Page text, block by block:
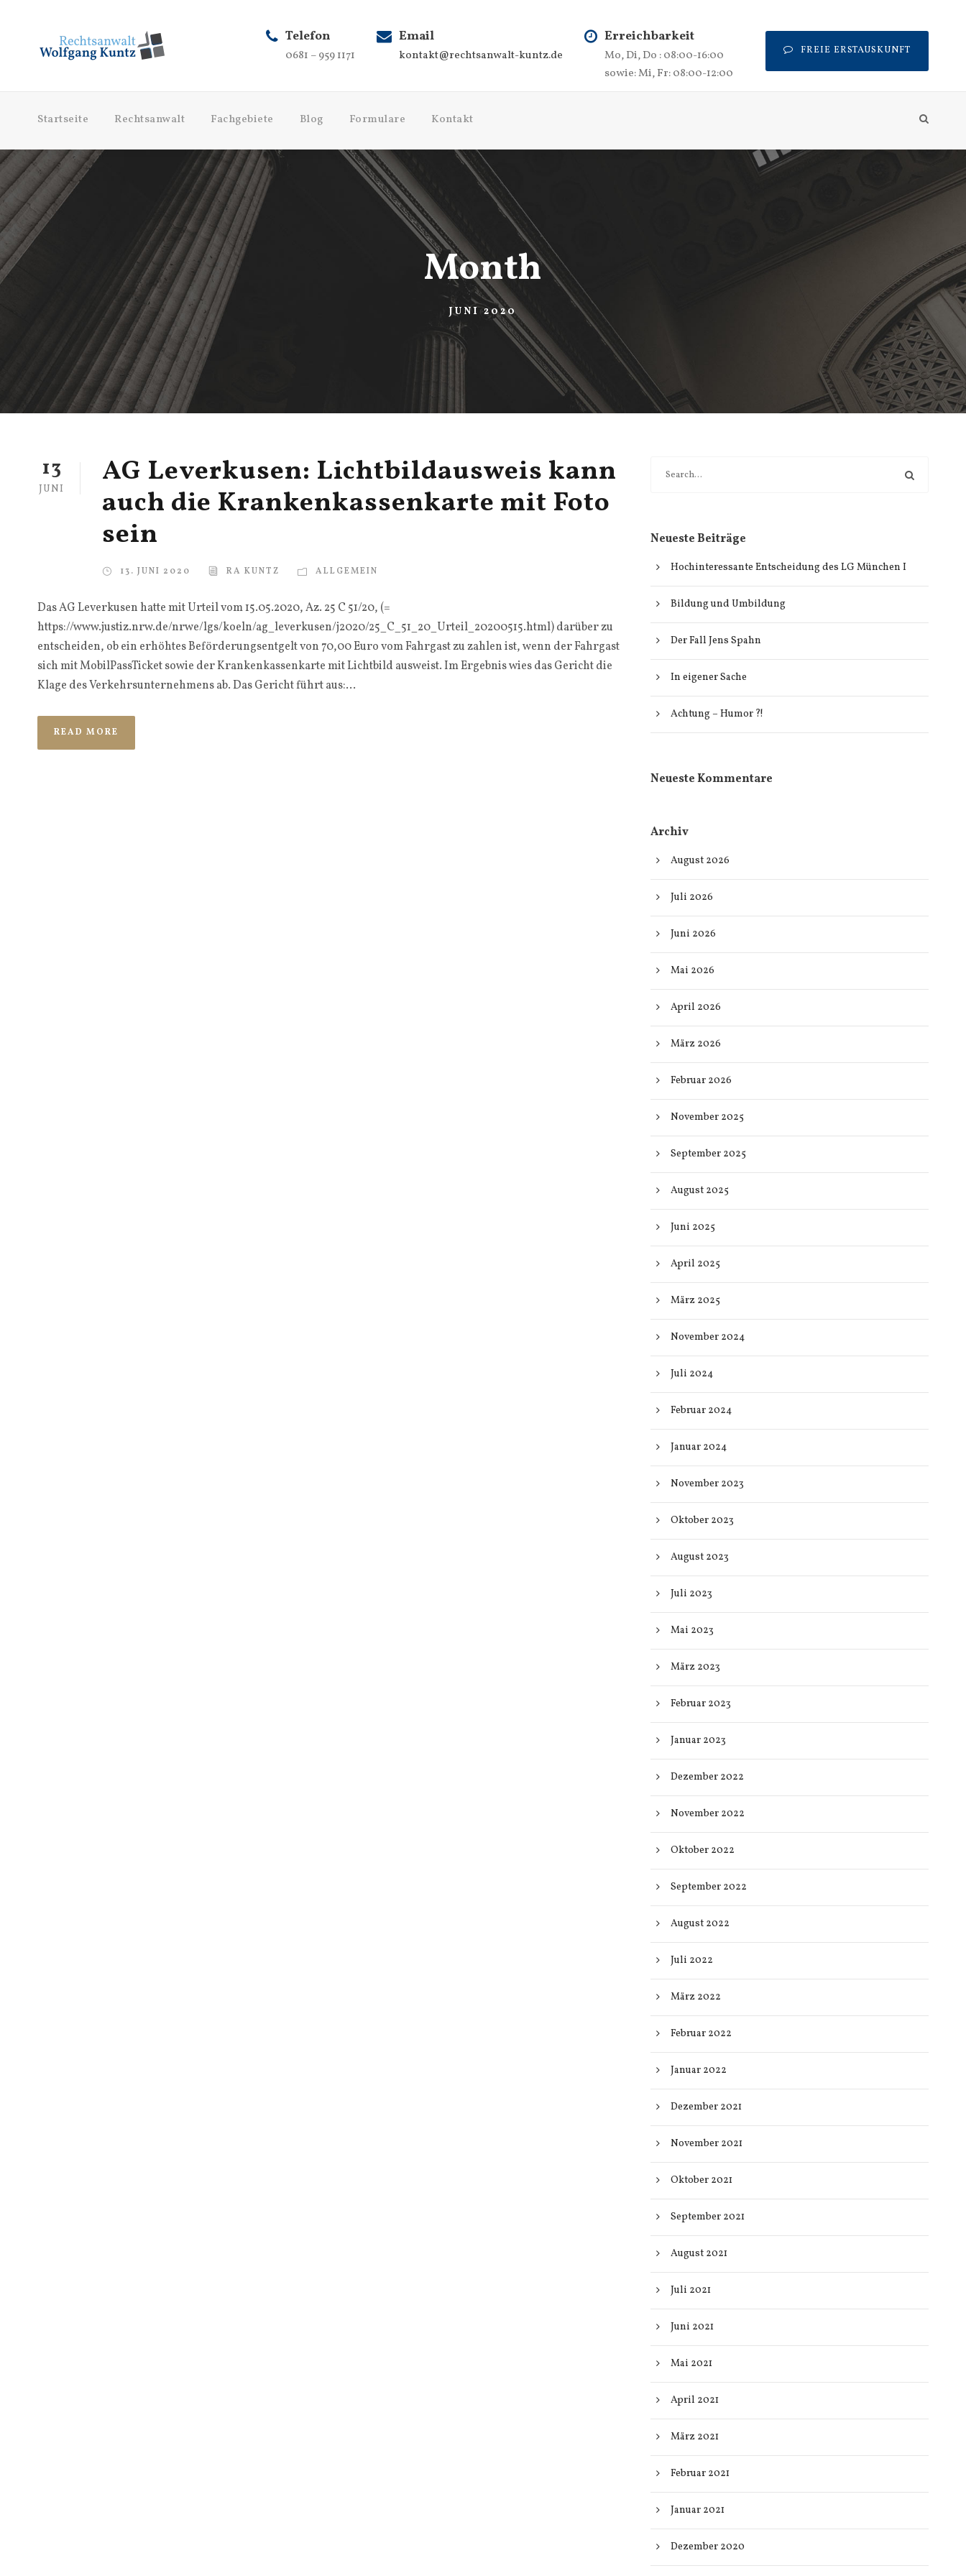
Telefon
0681 – 959 1171
Email
kontakt@rechtsanwalt-kuntz.de
Erreichbarkeit
Mo, Di, Do : 08:00-16:00
sowie: Mi, Fr: 08:00-12:00
FREIE ERSTAUSKUNFT
Startseite Rechtsanwalt Fachgebiete Blog Formulare Kontakt
Month
JUNI 2020
13
JUNI
AG Leverkusen: Lichtbildausweis kann
auch die Krankenkassenkarte mit Foto
sein
13. JUNI 2020 RA KUNTZ ALLGEMEIN
Das AG Leverkusen hatte mit Urteil vom 15.05.2020, Az. 25 C 51/20, (=
https://www.justiz.nrw.de/nrwe/lgs/koeln/ag_leverkusen/j2020/25_C_51_20_Urteil_20200515.html) darüber zu
entscheiden, ob ein erhöhtes Beförderungsentgelt von 70,00 Euro vom Fahrgast zu zahlen ist, wenn der Fahrgast
sich mit MobilPassTicket sowie der Krankenkassenkarte mit Lichtbild ausweist. Im Ergebnis wies das Gericht die
Klage des Verkehrsunternehmens ab. Das Gericht führt aus:...
READ MORE
Neueste Beiträge
Hochinteressante Entscheidung des LG München I
Bildung und Umbildung
Der Fall Jens Spahn
In eigener Sache
Achtung – Humor ?!
Neueste Kommentare
Archiv
August 2026
Juli 2026
Juni 2026
Mai 2026
April 2026
März 2026
Februar 2026
November 2025
September 2025
August 2025
Juni 2025
April 2025
März 2025
November 2024
Juli 2024
Februar 2024
Januar 2024
November 2023
Oktober 2023
August 2023
Juli 2023
Mai 2023
März 2023
Februar 2023
Januar 2023
Dezember 2022
November 2022
Oktober 2022
September 2022
August 2022
Juli 2022
März 2022
Februar 2022
Januar 2022
Dezember 2021
November 2021
Oktober 2021
September 2021
August 2021
Juli 2021
Juni 2021
Mai 2021
April 2021
März 2021
Februar 2021
Januar 2021
Dezember 2020